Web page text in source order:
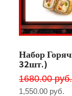
Набор
32шт.)
1680.00 руб.
1,550.00 руб.